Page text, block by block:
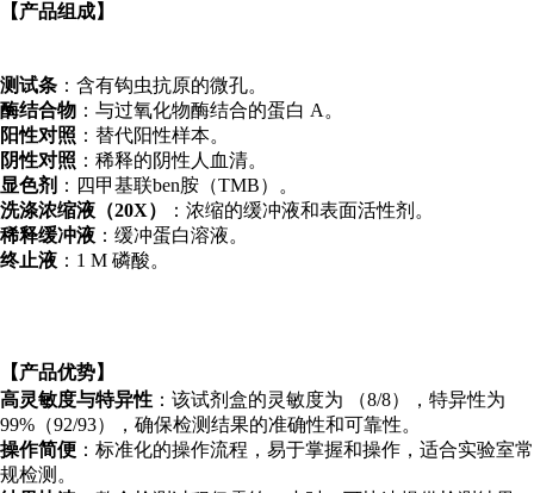
【产品组成】
测试条 ：含有钩虫抗原的微孔。
酶结合物 ：与过氧化物酶结合的蛋白 A。
阳性对照 ：替代阳性样本。
阴性对照 ：稀释的阴性人血清。
显色剂 ：四甲基联ben胺（TMB）。
洗涤浓缩液（20X）
：浓缩的缓冲液和表面活性剂。
稀释缓冲液 ：缓冲蛋白溶液。
终止液 ：1 M 磷酸。
【产品优势】
高灵敏度与特异性 ：该试剂盒的灵敏度为 （8/8），特异性为
99%（92/93），确保检测结果的准确性和可靠性。
操作简便 ：标准化的操作流程，易于掌握和操作，适合实验室常
规检测。